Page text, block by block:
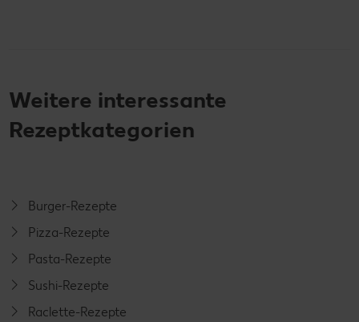
Weitere interessante
Rezeptkategorien
Burger-Rezepte
Pizza-Rezepte
Pasta-Rezepte
Sushi-Rezepte
Raclette-Rezepte